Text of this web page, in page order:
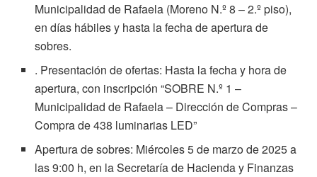
Municipalidad de Rafaela (Moreno N.º 8 – 2.º piso),
en días hábiles y hasta la fecha de apertura de
sobres.
. Presentación de ofertas: Hasta la fecha y hora de
apertura, con inscripción “SOBRE N.º 1 –
Municipalidad de Rafaela – Dirección de Compras –
Compra de 438 luminarias LED”
Apertura de sobres: Miércoles 5 de marzo de 2025 a
las 9:00 h, en la Secretaría de Hacienda y Finanzas